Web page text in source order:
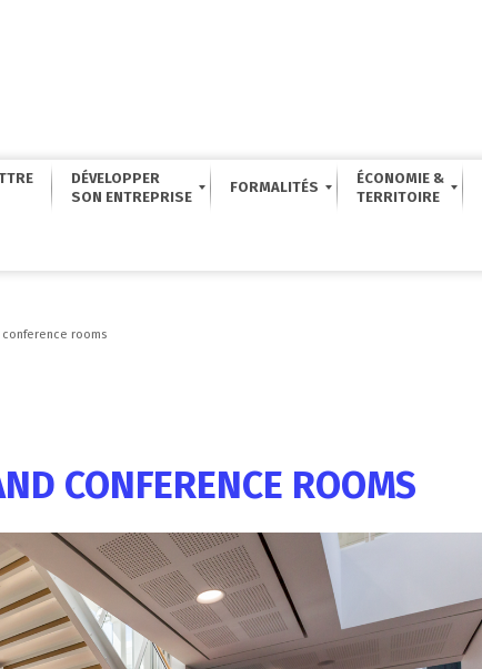
DÉVELOPPER
FORMALITÉS
ÉCONOMIE &
rooms
CONFERENCE ROOMS